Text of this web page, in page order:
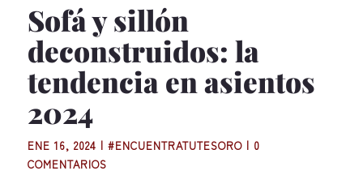
Sofá y sillón
deconstruidos: la
tendencia en asientos
2024
ENE 16, 2024 | #ENCUENTRATUTESORO| 0
COMENTARIOS